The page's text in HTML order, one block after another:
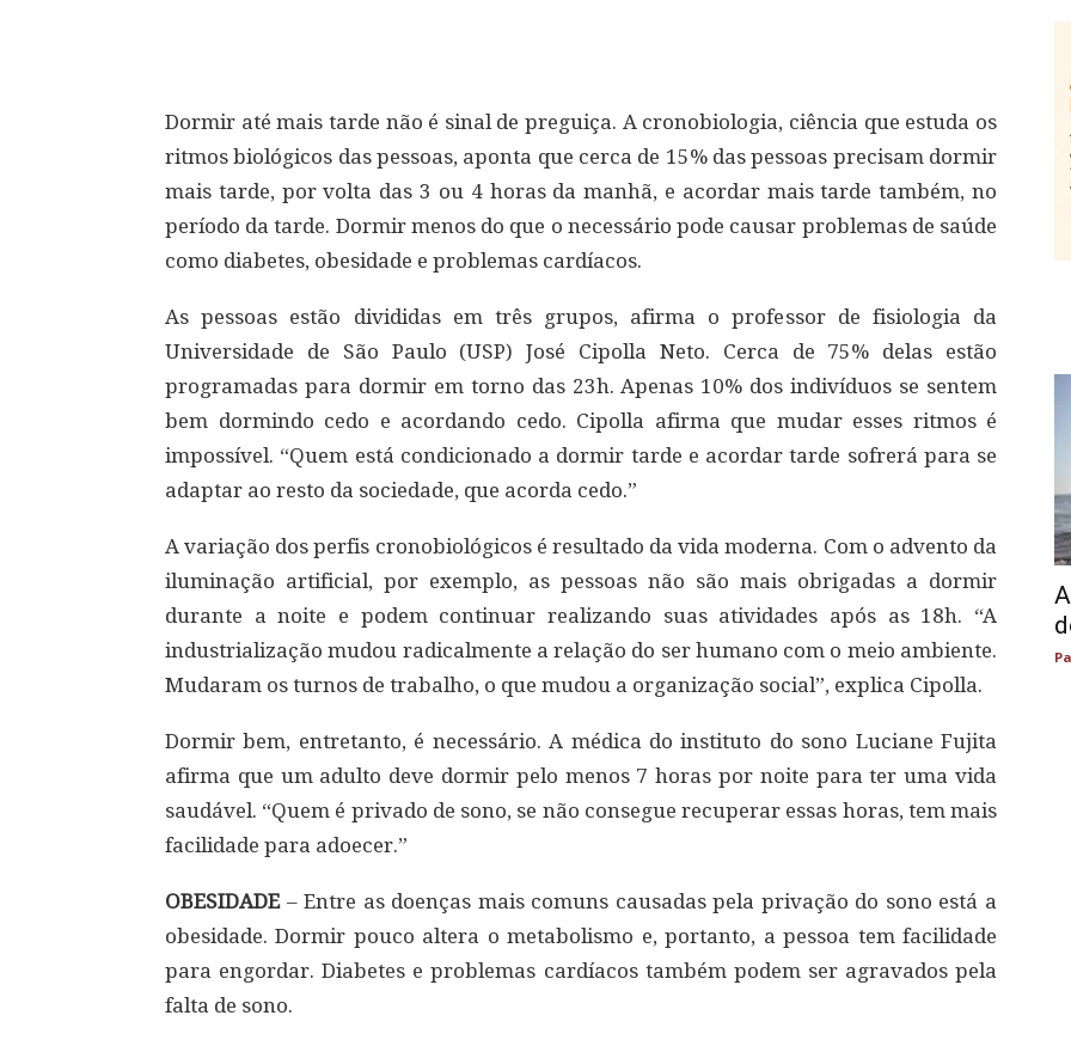
Dormir até mais tarde não é sinal de preguiça. A cronobiologia, ciência que estuda os
ritmos biológicos das pessoas, aponta que cerca de 15% das pessoas precisam dormir
mais tarde, por volta das 3 ou 4 horas da manhã, e acordar mais tarde também, no
período da tarde. Dormir menos do que o necessário pode causar problemas de saúde
como diabetes, obesidade e problemas cardíacos.
As pessoas estão divididas em três grupos, afirma o professor de fisiologia da
Universidade de São Paulo (USP) José Cipolla Neto. Cerca de 75% delas estão
programadas para dormir em torno das 23h. Apenas 10% dos indivíduos se sentem
bem dormindo cedo e acordando cedo. Cipolla afirma que mudar esses ritmos é
impossível. “Quem está condicionado a dormir tarde e acordar tarde sofrerá para se
adaptar ao resto da sociedade, que acorda cedo.”
A variação dos perfis cronobiológicos é resultado da vida moderna. Com o advento da
iluminação artificial, por exemplo, as pessoas não são mais obrigadas a dormir
durante a noite e podem continuar realizando suas atividades após as 18h. “A
industrialização mudou radicalmente a relação do ser humano com o meio ambiente.
Mudaram os turnos de trabalho, o que mudou a organização social”, explica Cipolla.
Dormir bem, entretanto, é necessário. A médica do instituto do sono Luciane Fujita
afirma que um adulto deve dormir pelo menos 7 horas por noite para ter uma vida
saudável. “Quem é privado de sono, se não consegue recuperar essas horas, tem mais
facilidade para adoecer.”
OBESIDADE– Entre as doenças mais comuns causadas pela privação do sono está a
obesidade. Dormir pouco altera o metabolismo e, portanto, a pessoa tem facilidade
para engordar. Diabetes e problemas cardíacos também podem ser agravados pela
falta de sono.